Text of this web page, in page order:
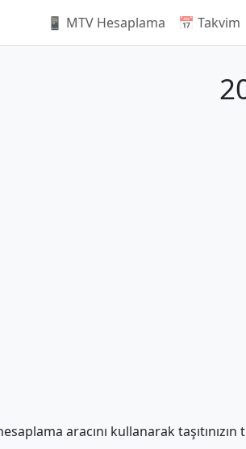
📱 MTV Hesaplama 📅 Takvim
aracını kullanarak